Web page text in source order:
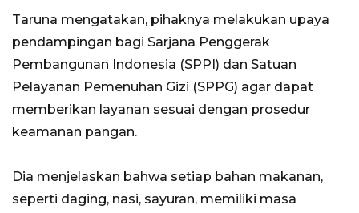
Taruna mengatakan, pihaknya melakukan upaya
pendampingan bagi Sarjana Penggerak
Pembangunan Indonesia (SPPI) dan Satuan
Pelayanan Pemenuhan Gizi (SPPG) agar dapat
memberikan layanan sesuai dengan prosedur
keamanan pangan.
Dia menjelaskan bahwa setiap bahan makanan,
seperti daging, nasi, sayuran, memiliki masa